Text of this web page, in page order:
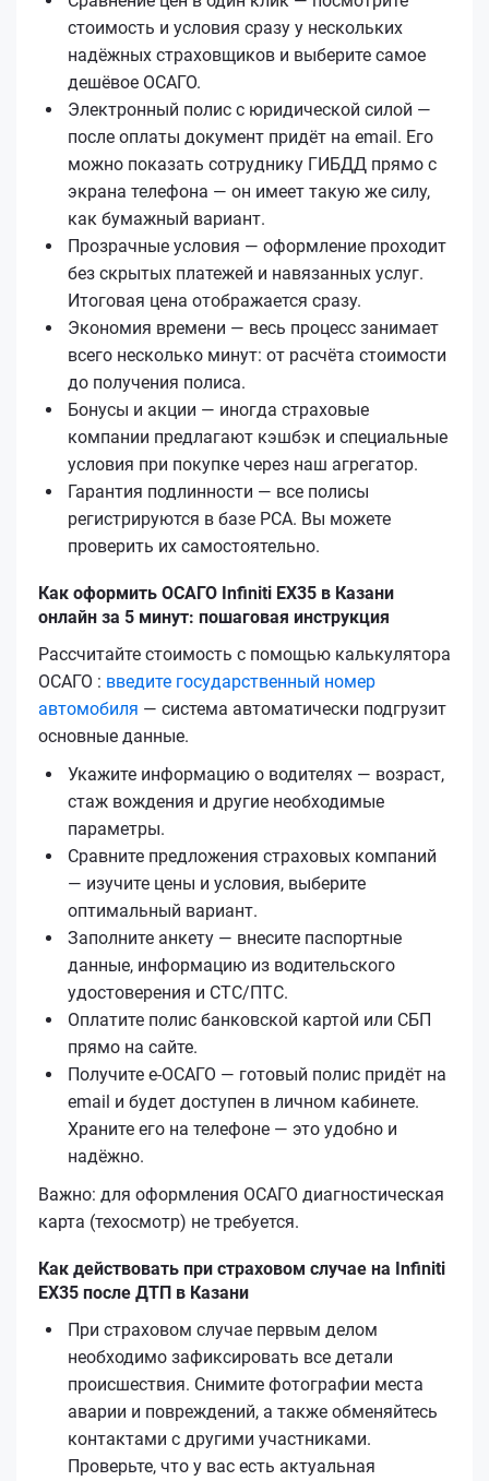
стоимость и условия сразу у нескольких
надёжных страховщиков и выберите самое
дешёвое ОСАГО.
Электронный полис с юридической силой —
после оплаты документ придёт на email. Его
можно показать сотруднику ГИБДД прямо с
экрана телефона — он имеет такую же силу,
как бумажный вариант.
Прозрачные условия — оформление проходит
без скрытых платежей и навязанных услуг.
Итоговая цена отображается сразу.
Экономия времени — весь процесс занимает
всего несколько минут: от расчёта стоимости
до получения полиса.
Бонусы и акции — иногда страховые
компании предлагают кэшбэк и специальные
условия при покупке через наш агрегатор.
Гарантия подлинности — все полисы
регистрируются в базе РСА. Вы можете
проверить их самостоятельно.
Как оформить ОСАГО Infiniti EX35 в Казани
онлайн за 5 минут: пошаговая инструкция
Рассчитайте стоимость с помощью калькулятора
ОСАГО : введите государственный номер
автомобиля — система автоматически подгрузит
основные данные.
Укажите информацию о водителях — возраст,
стаж вождения и другие необходимые
параметры.
Сравните предложения страховых компаний
— изучите цены и условия, выберите
оптимальный вариант.
Заполните анкету — внесите паспортные
данные, информацию из водительского
удостоверения и СТС/ПТС.
Оплатите полис банковской картой или СБП
прямо на сайте.
Получите е‑ОСАГО — готовый полис придёт на
email и будет доступен в личном кабинете.
Храните его на телефоне — это удобно и
надёжно.
Важно: для оформления ОСАГО диагностическая
карта (техосмотр) не требуется.
Как действовать при страховом случае на Infiniti
EX35 после ДТП в Казани
При страховом случае первым делом
необходимо зафиксировать все детали
происшествия. Снимите фотографии места
аварии и повреждений, а также обменяйтесь
контактами с другими участниками.
Проверьте, что у вас есть актуальная